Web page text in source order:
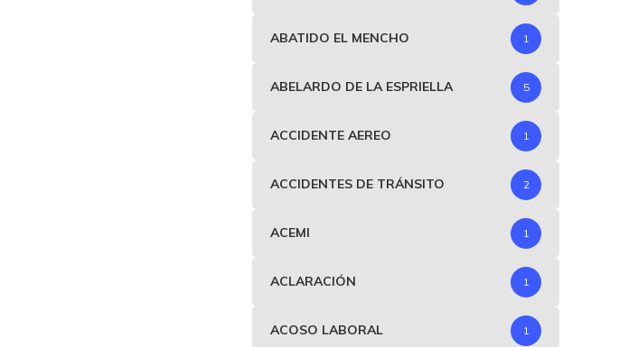
ABATIDO EL MENCHO 1
ABELARDO DE LA ESPRIELLA 5
ACCIDENTE AEREO 1
ACCIDENTES DE TRÁNSITO 2
ACEMI 1
ACLARACIÓN 1
ACOSO LABORAL 1